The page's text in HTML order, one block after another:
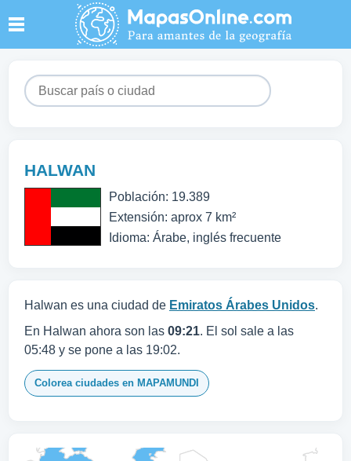
HALWAN
Población: 19.389
Extensión: aprox 7 km²
Idioma: Árabe, inglés frecuente
Halwan es una ciudad de Emiratos Árabes Unidos.
En Halwan ahora son las 09:21. El sol sale a las
05:48 y se pone a las 19:02.
Colorea ciudades en MAPAMUNDI